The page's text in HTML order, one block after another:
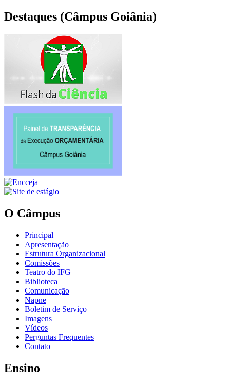
Destaques (Câmpus Goiânia)
O Câmpus
Principal
Apresentação
Estrutura Organizacional
Comissões
Teatro do IFG
Biblioteca
Comunicação
Napne
Boletim de Serviço
Imagens
Vídeos
Perguntas Frequentes
Contato
Ensino